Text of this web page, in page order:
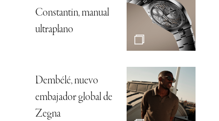
Constantin, manual
ultraplano
Dembélé, nuevo
embajador global de
Zegna